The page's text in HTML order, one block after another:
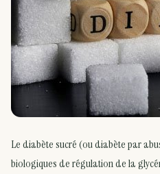
Le diabète sucré (ou diabète par
biologiques de régulation de la